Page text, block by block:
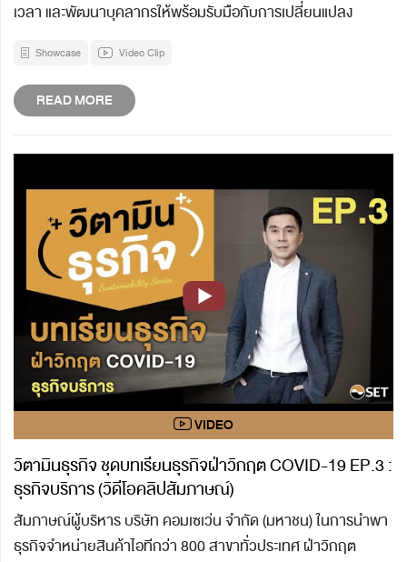
เวลา และพัฒนาบุคลากรให้พร้อมรับมือกับการเปลี่ยนแปลง
Showcase Video Clip
READ MORE
วิตามินธุรกิจ ชุดบทเรียนธุรกิจฝ่าวิกฤต COVID-19 EP.3 :
ธุรกิจบริการ (วิดีโอคลิปสัมภาษณ์)
สัมภาษณ์ผู้บริหาร บริษัท คอมเซเว่น จำกัด (มหาชน) ในการนำพา
ธุรกิจจำหน่ายสินค้าไอทีกว่า 800 สาขาทั่วประเทศ ฝ่าวิกฤต